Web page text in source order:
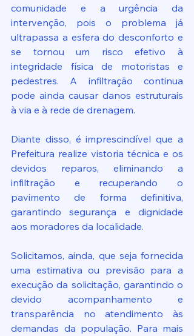
comunidade e a urgência da
intervenção, pois o problema já
ultrapassa a esfera do desconforto e
se tornou um risco efetivo à
integridade física de motoristas e
pedestres. A infiltração continua
pode ainda causar danos estruturais
à via e à rede de drenagem.
Diante disso, é imprescindível que a
Prefeitura realize vistoria técnica e os
devidos reparos, eliminando a
infiltração e recuperando o
pavimento de forma definitiva,
garantindo segurança e dignidade
aos moradores da localidade.
Solicitamos, ainda, que seja fornecida
uma estimativa ou previsão para a
execução da solicitação, garantindo o
devido acompanhamento e
transparência no atendimento às
demandas da população. Para mais